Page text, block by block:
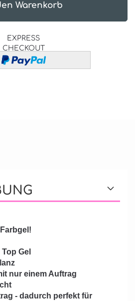
Warenkorb
EXPRESS
CHECKOUT
Gel
nur einem Auftrag
- dadurch perfekt für